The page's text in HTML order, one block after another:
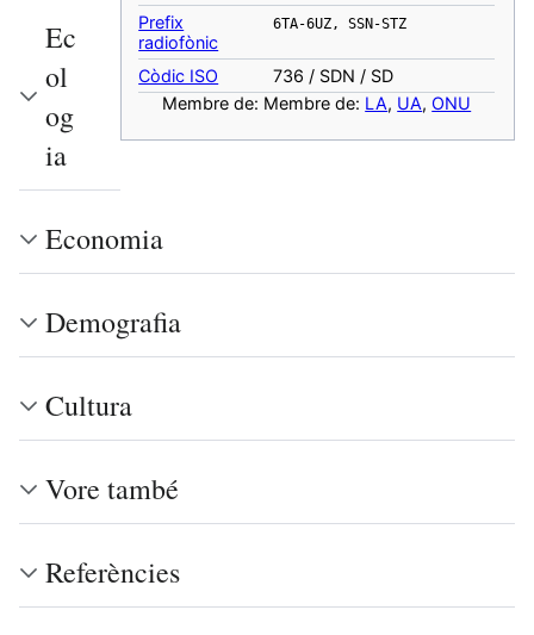
Prefix
radiofònic
6TA-6UZ, SSN-STZ
Còdic ISO
736 / SDN / SD
Membre de: Membre de: LA, UA,ONU
Ec
ol
og
ia
Economia
Demografia
Cultura
Vore també
Referències